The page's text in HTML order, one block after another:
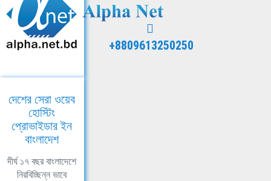
+8809613250250
দেশের সেরা ওয়েব
হোস্টিং
প্রোভাইডার ইন
বাংলাদেশ
দীর্ঘ ১৭ বছর বাংলাদেশে
নিরবিচ্ছিন্ন ভাবে